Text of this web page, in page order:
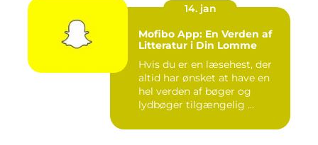
14. jan
Mofibo App: En Verden af
Litteratur i Din Lomme
Hvis du er en læsehest, der
altid har ønsket at have en
hel verden af bøger og
lydbøger tilgængelig ...